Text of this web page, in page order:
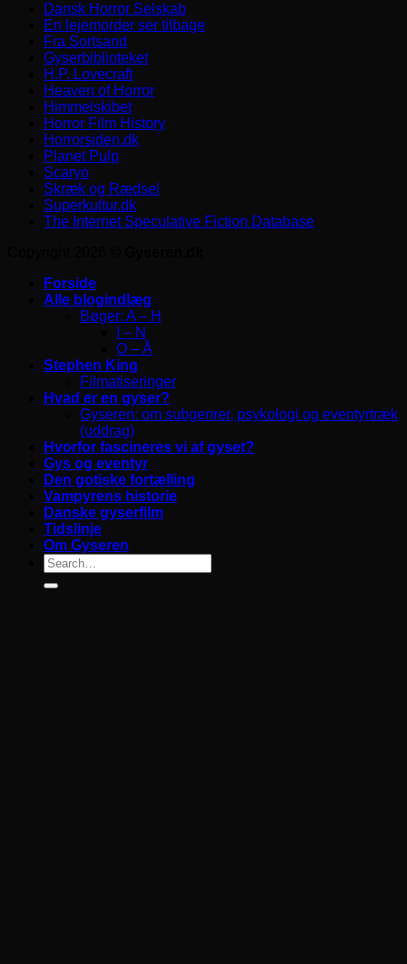
Dansk Horror Selskab
En lejemorder ser tilbage
Fra Sortsand
Gyserbiblioteket
H.P. Lovecraft
Heaven of Horror
Himmelskibet
Horror Film History
Horrorsiden.dk
Planet Pulp
Scaryo
Skræk og Rædsel
Superkultur.dk
The Internet Speculative Fiction Database
Forside
Alle blogindlæg
Bøger: A – H
I – N
O – Å
Stephen King
Filmatiseringer
Hvad er en gyser?
Gyseren: om subgenrer, psykologi og eventyrtræk
(uddrag)
Hvorfor fascineres vi af gyset?
Gys og eventyr
Den gotiske fortælling
Vampyrens historie
Danske gyserfilm
Tidslinje
Om Gyseren